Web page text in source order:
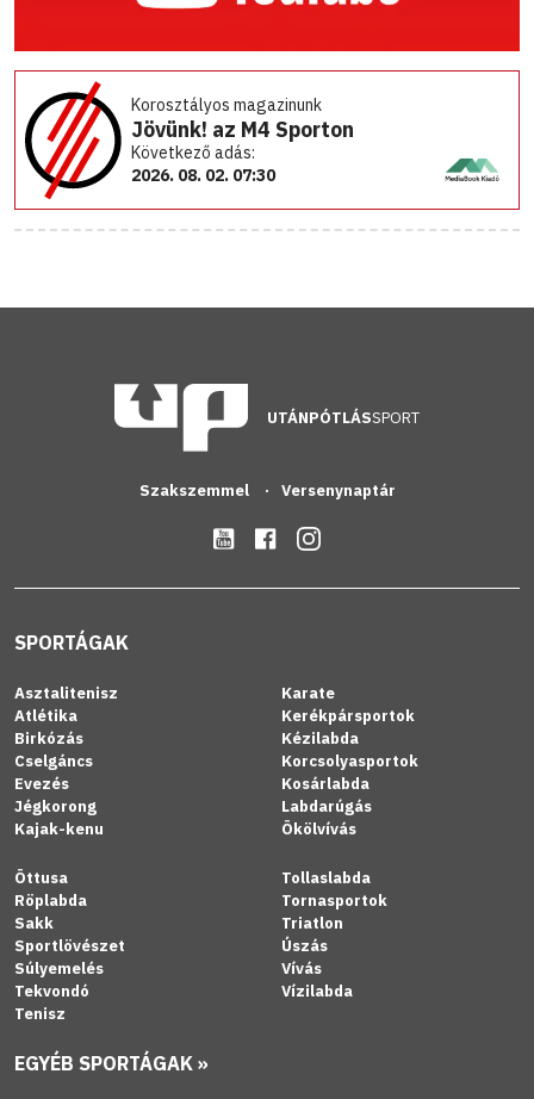
Korosztályos magazinunk
Jövünk! az M4 Sporton
Következő adás:
2026. 08. 02. 07:30
UTÁNPÓTLÁSSPORT
Szakszemmel Versenynaptár
SPORTÁGAK
Asztalitenisz
Atlétika
Birkózás
Cselgáncs
Evezés
Jégkorong
Kajak-kenu
Karate
Kerékpársportok
Kézilabda
Korcsolyasportok
Kosárlabda
Labdarúgás
Ökölvívás
Öttusa
Röplabda
Sakk
Sportlövészet
Súlyemelés
Tekvondó
Tenisz
Tollaslabda
Tornasportok
Triatlon
Úszás
Vívás
Vízilabda
EGYÉB SPORTÁGAK »